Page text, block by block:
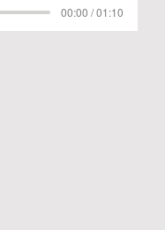
00:00 / 01:10